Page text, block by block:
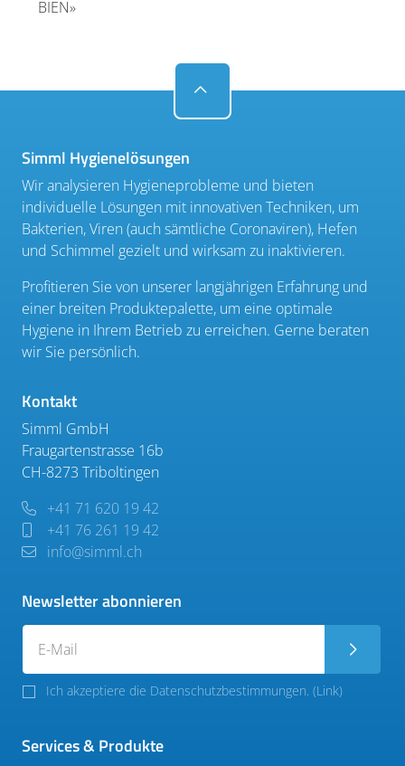
BIEN»
Simml Hygienelösungen
Wir analysieren Hygieneprobleme und bieten
individuelle Lösungen mit innovativen Techniken, um
Bakterien, Viren (auch sämtliche Coronaviren), Hefen
und Schimmel gezielt und wirksam zu inaktivieren.
Profitieren Sie von unserer langjährigen Erfahrung und
einer breiten Produktepalette, um eine optimale
Hygiene in Ihrem Betrieb zu erreichen. Gerne beraten
wir Sie persönlich.
Kontakt
Simml GmbH
Fraugartenstrasse 16b
CH-8273 Triboltingen
+41 71 620 19 42
+41 76 261 19 42
info@simml.ch
Newsletter abonnieren
Ich akzeptiere die Datenschutzbestimmungen. (Link)
Services & Produkte